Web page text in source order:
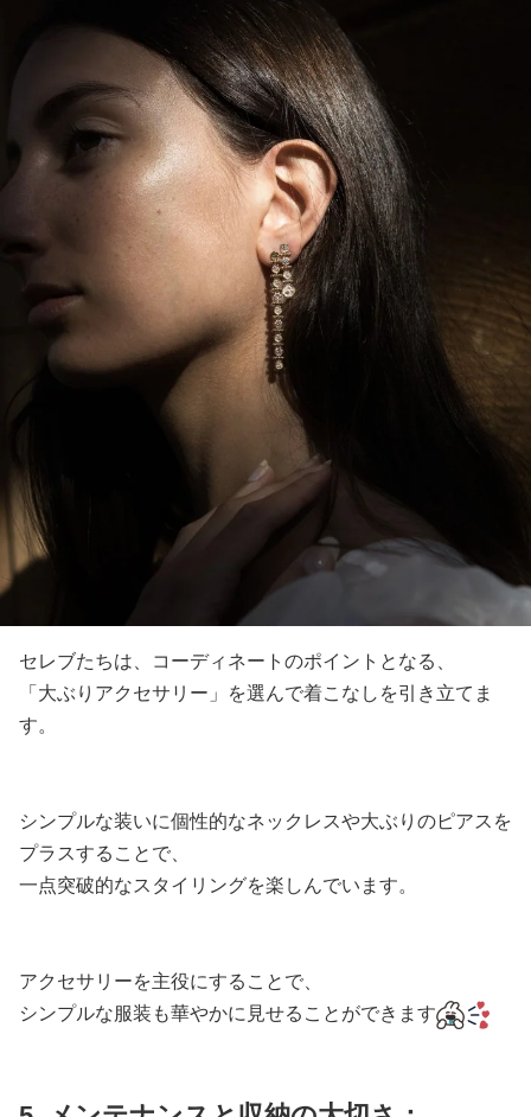
セレブたちは、コーディネートのポイントとなる、
「大ぶりアクセサリー」を選んで着こなしを引き立てま
す。
シンプルな装いに個性的なネックレスや大ぶりのピアスを
プラスすることで、
一点突破的なスタイリングを楽しんでいます。
アクセサリーを主役にすることで、
シンプルな服装も華やかに見せることができます